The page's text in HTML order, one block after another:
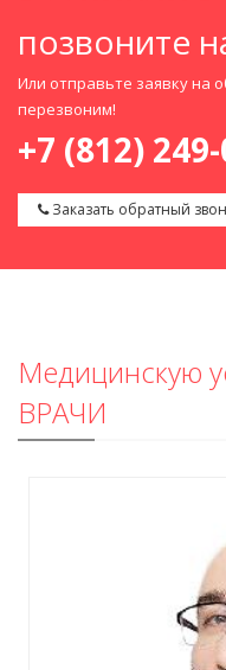
позвоните
Или отправьте заявку на
перезвоним!
+7 (812)
Заказать обратный
Медицинскую
ВРАЧИ